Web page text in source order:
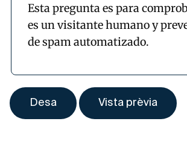
Esta pregunta es para
es un visitante humano y
de spam automatizado.